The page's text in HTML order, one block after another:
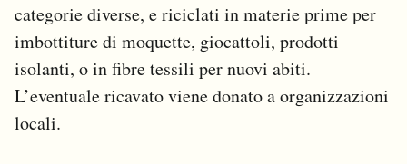
categorie diverse, e riciclati in materie prime per
imbottiture di moquette, giocattoli, prodotti
isolanti, o in fibre tessili per nuovi abiti.
L’eventuale ricavato viene donato a organizzazioni
locali.